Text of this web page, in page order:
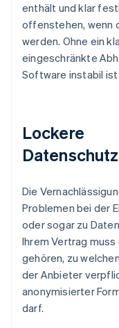
enthält und klar
offenstehen, wenn
werden. Ohne ein
eingeschränkte
Software instabil
Lockere
Die
Problemen bei der
oder sogar zu
Ihrem Vertrag
gehören, zu welchen
der Anbieter
anonymisierter
darf.